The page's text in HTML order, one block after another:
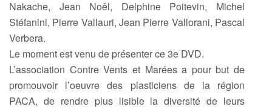
Nakache, Jean Noêl, Delphine Poitevin, Michel
Stéfanini, Pierre Vallauri, Jean Pierre Vallorani, Pascal
Verbera.
Le moment est venu de présenter ce 3e DVD.
L’association Contre Vents et Marées a pour but de
promouvoir l’oeuvre des plasticiens de la région
PACA, de rendre plus lisible la diversité de leurs